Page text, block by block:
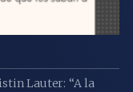
Lauter: “A la